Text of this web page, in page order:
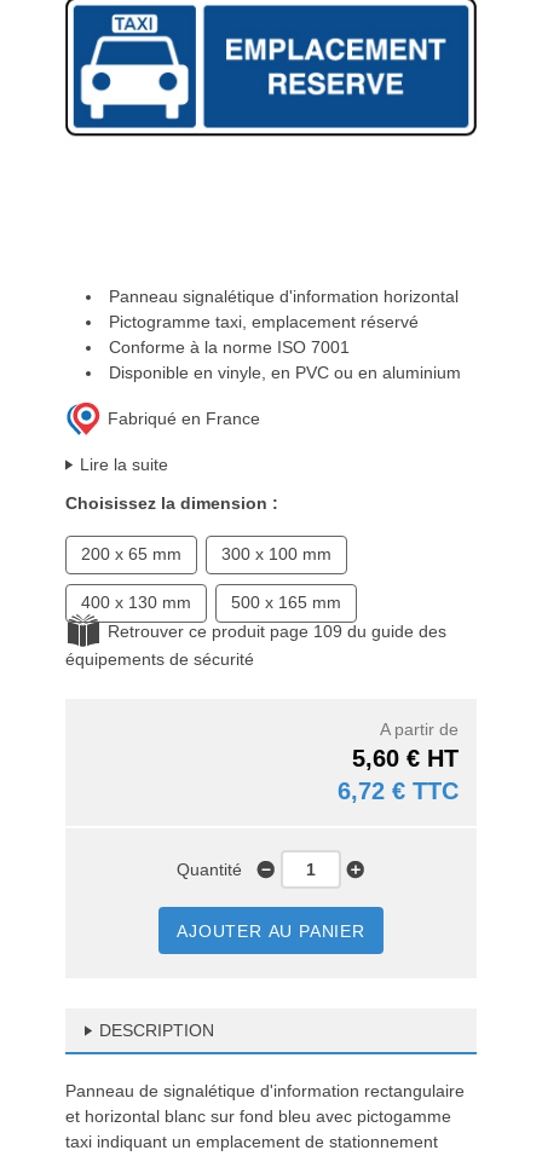
Panneau signalétique d'information horizontal
Pictogramme taxi, emplacement réservé
Conforme à la norme ISO 7001
Disponible en vinyle, en PVC ou en aluminium
Fabriqué en France
Lire la suite
Choisissez la dimension :
200 x 65 mm 300 x 100 mm
400 x 130 mm
500 x 165 mm
Retrouver ce produit page 109 du guide des
équipements de sécurité
A partir de
5,60 € HT
6,72 € TTC
Quantité
AJOUTER AU PANIER
DESCRIPTION
Panneau de signalétique d'information rectangulaire
et horizontal blanc sur fond bleu avec pictogamme
taxi indiquant un emplacement de stationnement